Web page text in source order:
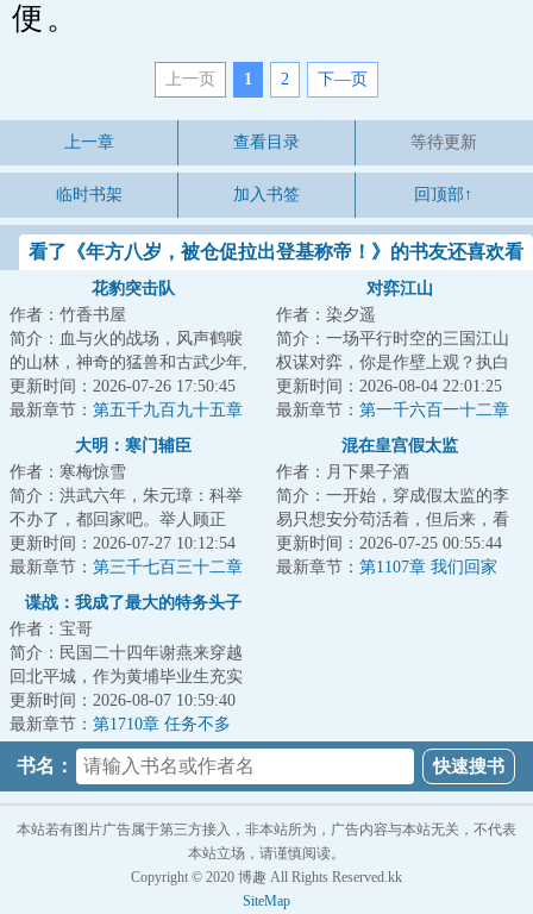
便。
上一页 1 2 下—页
上一章 查看目录 等待更新
临时书架 加入书签 回顶部↑
看了《年方八岁，被仓促拉出登基称帝！》的书友还喜欢看
花豹突击队
作者：竹香书屋
简介：血与火的战场，风声鹤唳
的山林，神奇的猛兽和古武少年,
这是一支有着铮铮铁骨的特种部
队，这是一群...
更新时间：2026-07-26 17:50:45
最新章节： 第五千九百九十五章
对弈江山
作者：染夕遥
简介：一场平行时空的三国江山
权谋对弈，你是作壁上观？执白
子？抑或执黑子？...
更新时间：2026-08-04 22:01:25
最新章节： 第一千六百一十二章
尚书的“赎罪”
大明：寒门辅臣
作者：寒梅惊雪
简介：洪武六年，朱元璋：科举
不办了，都回家吧。举人顾正
臣：这路都走了，钱都借了，房
租都付了，你说不...
更新时间：2026-07-27 10:12:54
最新章节： 第三千七百三十二章
李成桂的屈从
混在皇宫假太监
作者：月下果子酒
简介：一开始，穿成假太监的李
易只想安分苟活着，但后来，看
着高贵雍容的皇后，李易心思变
了。“江山你坐...
更新时间：2026-07-25 00:55:44
最新章节： 第1107章 我们回家
谍战：我成了最大的特务头子
作者：宝哥
简介：民国二十四年谢燕来穿越
回北平城，作为黄埔毕业生充实
北平分站，半个月粉碎特高课石
川少佐收买北平...
更新时间：2026-08-07 10:59:40
最新章节： 第1710章 任务不多
书名：
本站若有图片广告属于第三方接入，非本站所为，广告内容与本站无关，不代表
本站立场，请谨慎阅读。
Copyright © 2020 博趣 All Rights Reserved.kk
SiteMap